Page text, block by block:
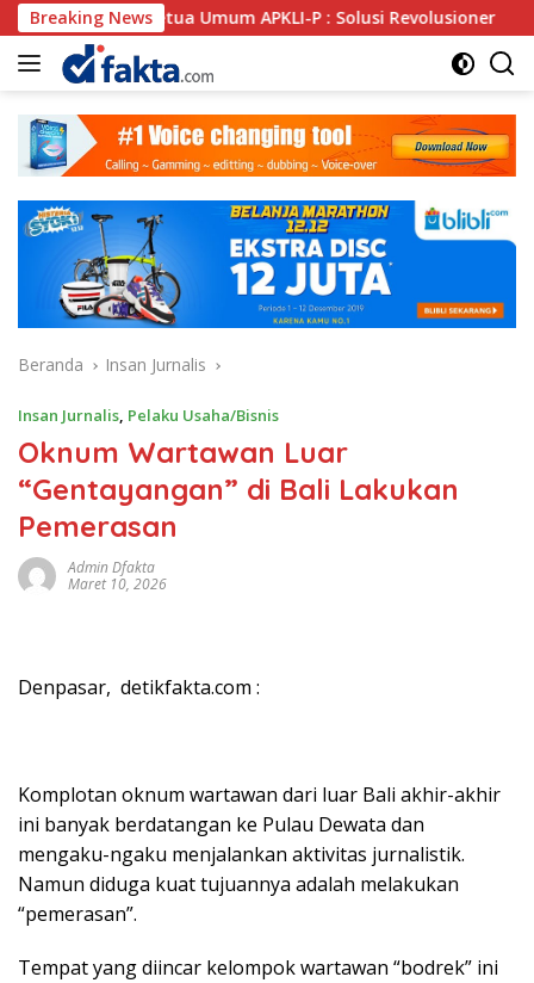
Langsung
ke
konten
Breaking News
Umum APKLI-P : Solusi Revolusioner Oknum
Beranda Insan Jurnalis
Insan Jurnalis, Pelaku Usaha/Bisnis
Oknum Wartawan Luar
“Gentayangan” di Bali Lakukan
Pemerasan
Admin Dfakta
Maret 10, 2026
Denpasar, detikfakta.com :
Komplotan oknum wartawan dari luar Bali akhir-akhir
ini banyak berdatangan ke Pulau Dewata dan
mengaku-ngaku menjalankan aktivitas jurnalistik.
Namun diduga kuat tujuannya adalah melakukan
“pemerasan”.
Tempat yang diincar kelompok wartawan “bodrek” ini